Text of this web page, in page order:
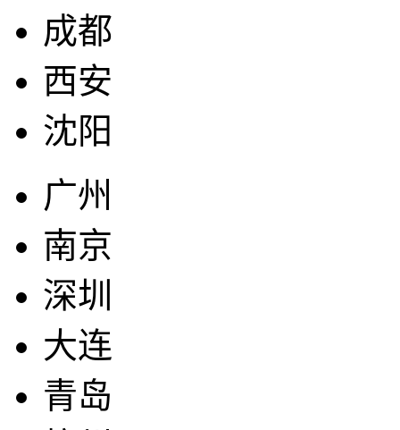
成都
西安
沈阳
广州
南京
深圳
大连
青岛